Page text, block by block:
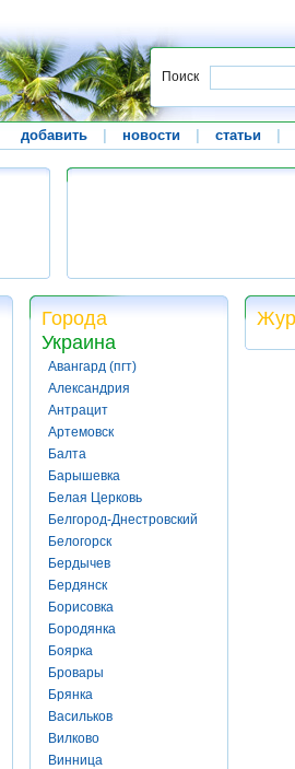
Поиск
добавить новости статьи
Города
Украина
Авангард (пгт)
Александрия
Антрацит
Артемовск
Балта
Барышевка
Белая Церковь
Белгород-Днестровский
Белогорск
Бердычев
Бердянск
Борисовка
Бородянка
Боярка
Бровары
Брянка
Васильков
Вилково
Винница